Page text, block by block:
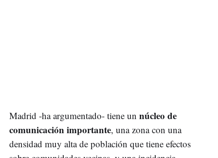
Madrid -ha argumentado- tiene un núcleo de
comunicación importante, una zona con una
densidad muy alta de población que tiene efectos